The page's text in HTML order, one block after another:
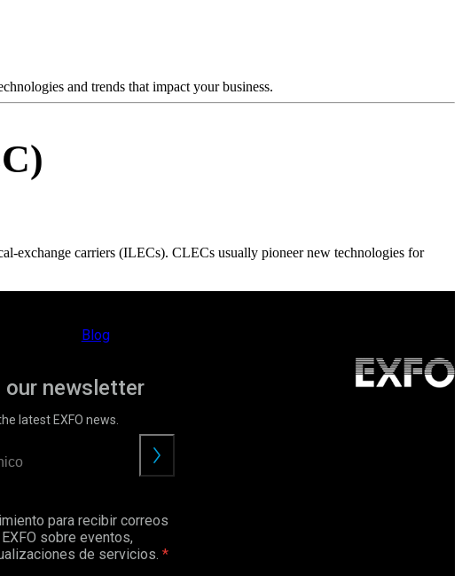
and trends that impact your business.
exchange carriers (ILECs). CLECs usually pioneer new technologies for
Blog
our newsletter
latest EXFO news.
para recibir correos
sobre eventos,
de servicios.